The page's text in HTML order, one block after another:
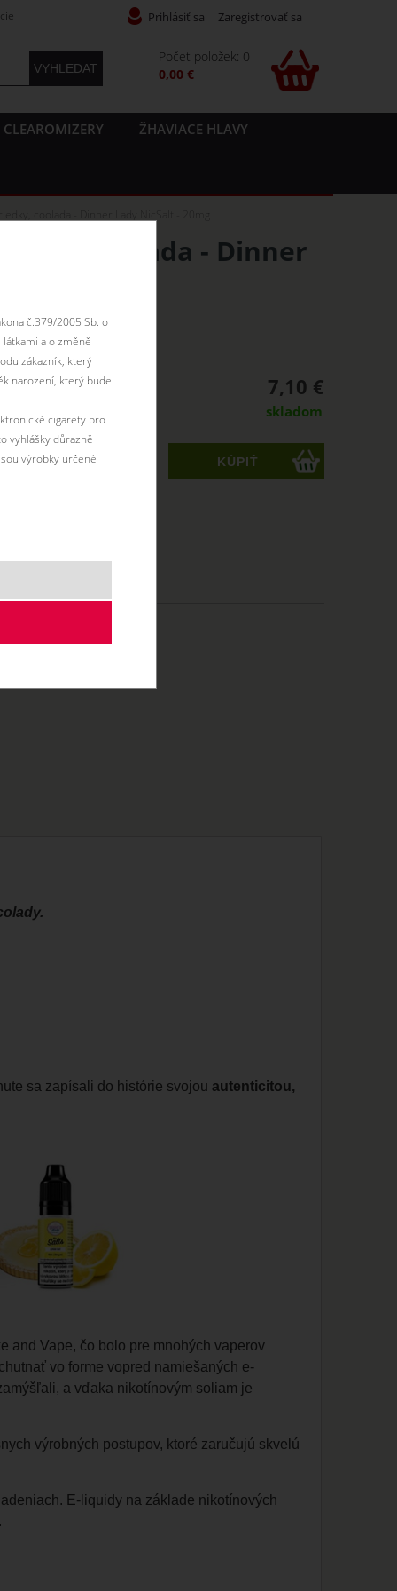
CLEAROMIZERY ŽHAVIACE HLAVY
Prihlásiť sa Zaregistrovať sa
Počet položek: 0
0,00 €
coolada - Dinner
7,10 €
skladom
10 ml 50/50
sa zapísali do histórie svojou autenticitou,
and Vape, čo bolo pre mnohých vaperov
vo forme vopred namiešaných e-
a vďaka nikotínovým soliam je
výrobných postupov, ktoré zaručujú skvelú
E-liquidy na základe nikotínových
č.379/2005 Sb. o
a o změně
zákazník, který
narození, který bude
cigarety pro
vyhlášky důrazně
výrobky určené